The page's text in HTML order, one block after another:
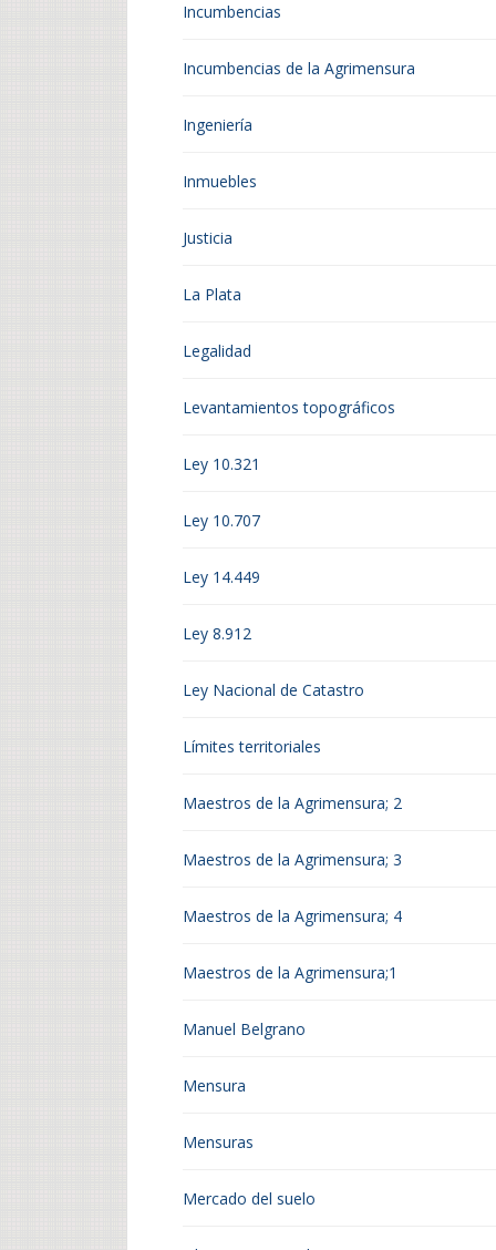
Incumbencias
Incumbencias de la Agrimensura
Ingeniería
Inmuebles
Justicia
La Plata
Legalidad
Levantamientos topográficos
Ley 10.321
Ley 10.707
Ley 14.449
Ley 8.912
Ley Nacional de Catastro
Límites territoriales
Maestros de la Agrimensura; 2
Maestros de la Agrimensura; 3
Maestros de la Agrimensura; 4
Maestros de la Agrimensura;1
Manuel Belgrano
Mensura
Mensuras
Mercado del suelo